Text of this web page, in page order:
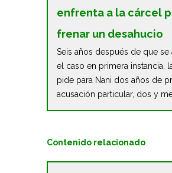
enfrenta a la cárcel
frenar un desahucio
Seis años después de que se
el caso en primera instancia,
pide para Nani dos años de
acusación particular, dos y
Contenido relacionado